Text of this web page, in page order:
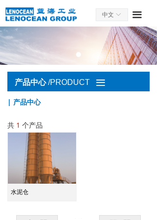
끀
ꀅ
中文
产品中心/PRODUCT 끀
| 产品中心
共 1 个产品
水泥仓